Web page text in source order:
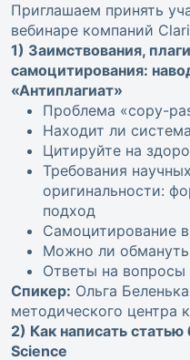
Приглашаем принять
вебинаре компаний
1) Заимствования,
самоцитирования:
«Антиплагиат»
Проблема «copy-
Находит ли
Цитируйте на
Требования
оригинальности:
подход
Самоцитирование
Можно ли обмануть
Ответы на вопросы
Спикер: Ольга
методического центра
2) Как написать статью
Science